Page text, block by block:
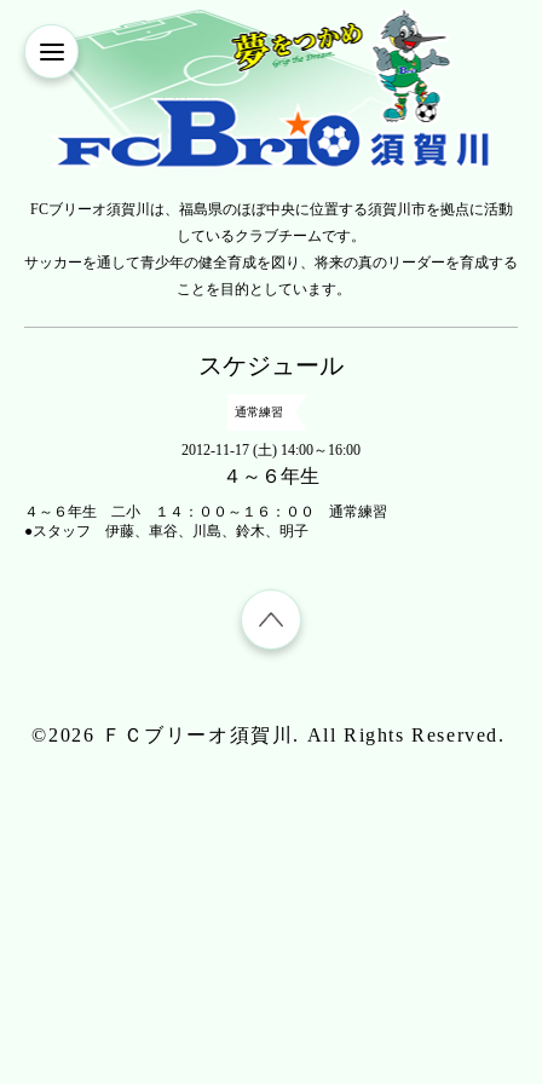
FCブリーオ須賀川は、福島県のほぼ中央に位置する須賀川市を拠点に活動
しているクラブチームです。
サッカーを通して青少年の健全育成を図り、将来の真のリーダーを育成する
ことを目的としています。
スケジュール
通常練習
2012-11-17 (土) 14:00～16:00
４～６年生
４～６年生 二小 １４：００～１６：００ 通常練習
●スタッフ 伊藤、車谷、川島、鈴木、明子
©2026 ＦＣブリーオ須賀川 . All Rights Reserved.